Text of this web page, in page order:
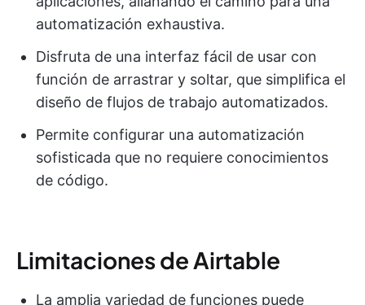
automatización exhaustiva.
Disfruta de una interfaz fácil de usar con
función de arrastrar y soltar, que simplifica el
diseño de flujos de trabajo automatizados.
Permite configurar una automatización
sofisticada que no requiere conocimientos
de código.
Limitaciones de Airtable
La amplia variedad de funciones puede